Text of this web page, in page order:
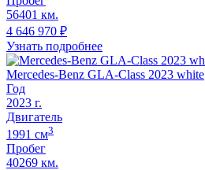
56401 км.
4 646 970 ₽
Узнать подробнее
Mercedes-Benz GLA-Class 2023 white
Год
2023 г.
Двигатель
1991 cм3
Пробег
40269 км.